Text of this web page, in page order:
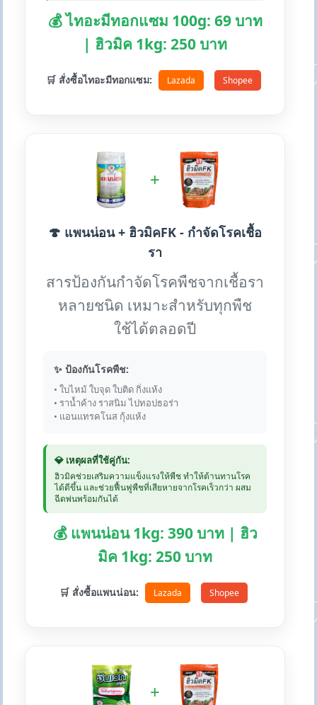
💰 ไทอะมีทอกแซม 100g: 69 บาท
| ฮิวมิค 1kg: 250 บาท
🛒 สั่งซื้อไทอะมีทอกแซม: Lazada Shopee
+
🍄 แพนน่อน + ฮิวมิคFK - กำจัดโรคเชื้อ
รา
สารป้องกันกำจัดโรคพืชจากเชื้อรา
หลายชนิด เหมาะสำหรับทุกพืช
ใช้ได้ตลอดปี
✨ ป้องกันโรคพืช:
• ใบไหม้ ใบจุด ใบติด กิ่งแห้ง
• ราน้ำค้าง ราสนิม ไปทอปธอร่า
• แอนแทรคโนส กุ้งแห้ง
💎 เหตุผลที่ใช้คู่กัน:
ฮิวมิคช่วยเสริมความแข็งแรงให้พืช ทำให้ต้านทานโรค
ได้ดีขึ้น และช่วยฟื้นฟูพืชที่เสียหายจากโรคเร็วกว่า ผสม
ฉีดพ่นพร้อมกันได้
💰 แพนน่อน 1kg: 390 บาท | ฮิว
มิค 1kg: 250 บาท
🛒 สั่งซื้อแพนน่อน: Lazada Shopee
+